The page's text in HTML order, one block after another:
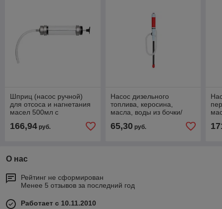
Шприц (насос ручной)
для отсоса и нагнетания
масел 500мл с
SG/10/BL-CL GR46940
166,94 руб.
Насос дизельного
топлива, керосина,
масла, воды из бочки/
батарейках 7 л/мин
65,30руб.
О нас
Рейтинг не сформирован
Менее 5 отзывов за последний год
Работает с 10.11.2010